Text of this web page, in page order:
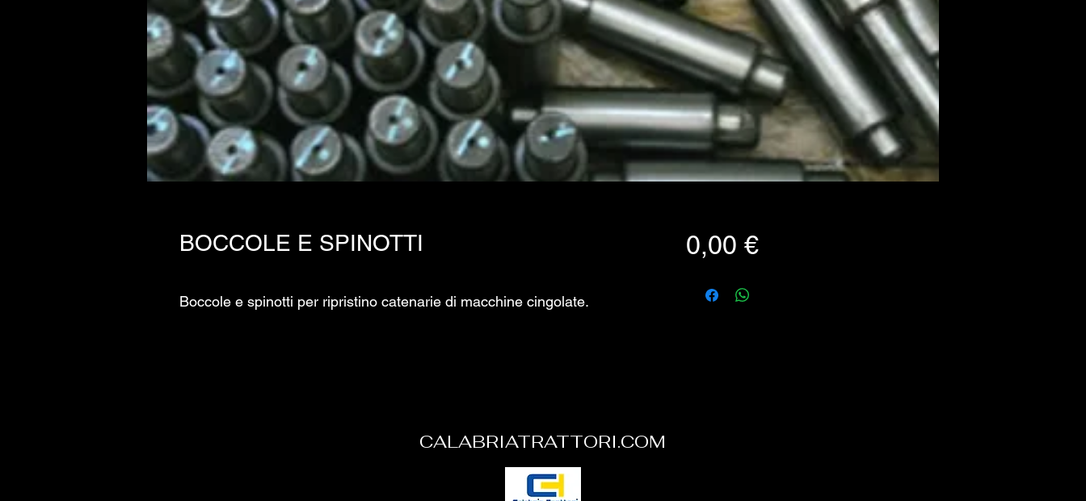
BOCCOLE E SPINOTTI
Boccole e spinotti per ripristino catenarie di macchine cingolate.
0,00 €Prezzo
CALABRIATRATTORI.COM